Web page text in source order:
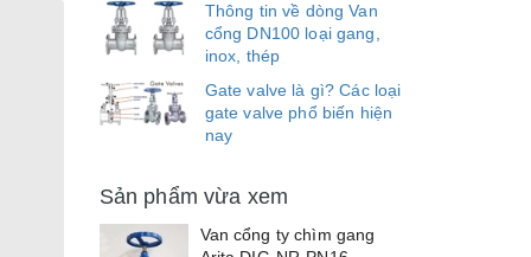
Thông tin về dòng Van
cổng DN100 loại gang,
inox, thép
Gate valve là gì? Các loại
gate valve phổ biến hiện
nay
Sản phẩm vừa xem
Van cổng ty chìm gang